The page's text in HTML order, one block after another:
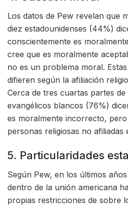
Los datos de Pew revelan que
diez estadounidenses (44%)
conscientemente es
cree que es moralmente
no es un problema moral.
difieren según la afiliación
Cerca de tres cuartas partes
evangélicos blancos (76%)
es moralmente incorrecto,
personas religiosas no afiliadas
5. Particularidades
Según Pew, en los últimos
dentro de la unión americana
propias restricciones de sobre